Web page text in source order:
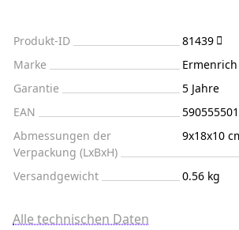
Produkt-ID
81439
Marke
Ermenrich
Garantie
5 Jahre
EAN
Abmessungen der
Verpackung (LxBxH)
9x18x10
Versandgewicht 0.56 kg
Alle technischen Daten